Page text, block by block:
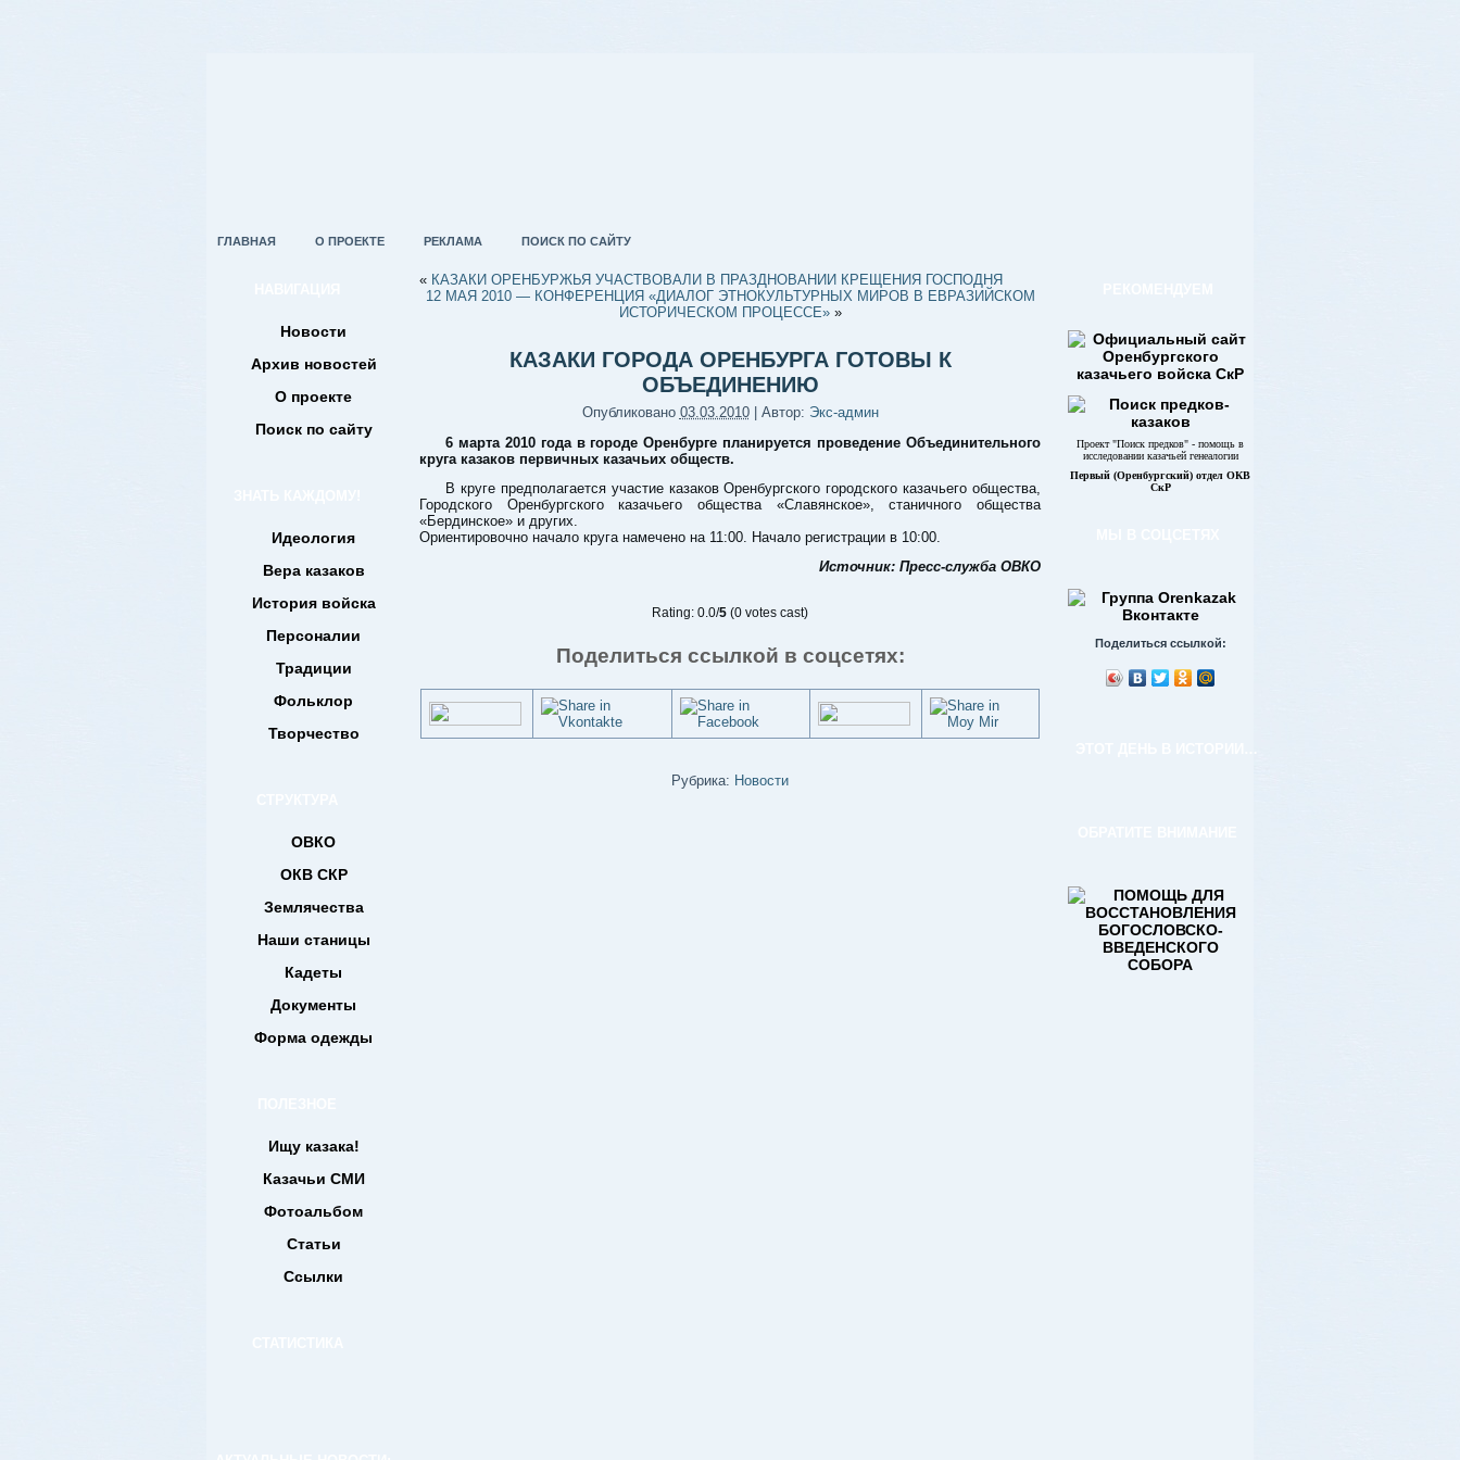
ГЛАВНАЯ О ПРОЕКТЕ РЕКЛАМА ПОИСК ПО САЙТУ
Новости
Архив новостей
О проекте
Поиск по сайту
Идеология
Вера казаков
История войска
Персоналии
Традиции
Фольклор
Творчество
ОВКО
ОКВ СКР
Землячества
Наши станицы
Кадеты
Документы
Форма одежды
Ищу казака!
Казачьи СМИ
Фотоальбом
Статьи
Ссылки
« КАЗАКИ ОРЕНБУРЖЬЯ УЧАСТВОВАЛИ В ПРАЗДНОВАНИИ КРЕЩЕНИЯ ГОСПОДНЯ
12 МАЯ 2010 — КОНФЕРЕНЦИЯ «ДИАЛОГ ЭТНОКУЛЬТУРНЫХ МИРОВ В ЕВРАЗИЙСКОМ
ИСТОРИЧЕСКОМ ПРОЦЕССЕ»»
КАЗАКИ ГОРОДА ОРЕНБУРГА ГОТОВЫ К
ОБЪЕДИНЕНИЮ
Опубликовано 03.03.2010| Автор: Экс-админ
6 марта 2010 года в городе Оренбурге планируется проведение Объединительного
круга казаков первичных казачьих обществ.
В круге предполагается участие казаков Оренбургского городского казачьего общества,
Городского Оренбургского казачьего общества «Славянское», станичного общества
«Бердинское» и других.
Ориентировочно начало круга намечено на 11:00. Начало регистрации в 10:00.
Источник: Пресс-служба ОВКО
Rating: 0.0/5 (0 votes cast)
Поделиться ссылкой в соцсетях:
Рубрика: Новости
Проект "Поиск предков" - помощь в
исследовании казачьей генеалогии
Первый (Оренбургский) отдел ОКВ
СкР
Поделиться ссылкой:
ЭТОТ ДЕНЬ В ИСТОРИИ…